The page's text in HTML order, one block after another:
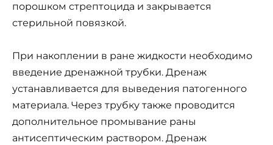
порошком стрептоцида и закрывается
стерильной повязкой.
При накоплении в ране жидкости необходимо
введение дренажной трубки. Дренаж
устанавливается для выведения патогенного
материала. Через трубку также проводится
дополнительное промывание раны
антисептическим раствором. Дренаж